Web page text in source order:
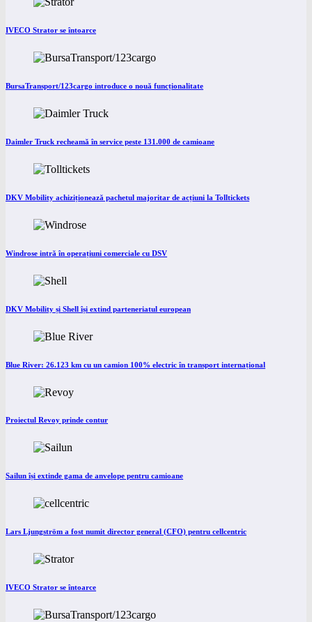
IVECO Strator se întoarce
BursaTransport/123cargo introduce o nouă funcționalitate
Daimler Truck recheamă în service peste 131.000 de camioane
DKV Mobility achiziționează pachetul majoritar de acțiuni la Tolltickets
Windrose intră în operațiuni comerciale cu DSV
DKV Mobility și Shell își extind parteneriatul european
Blue River: 26.123 km cu un camion 100% electric în transport internațional
Proiectul Revoy prinde contur
Sailun își extinde gama de anvelope pentru camioane
Lars Ljungström a fost numit director general (CFO) pentru cellcentric
IVECO Strator se întoarce